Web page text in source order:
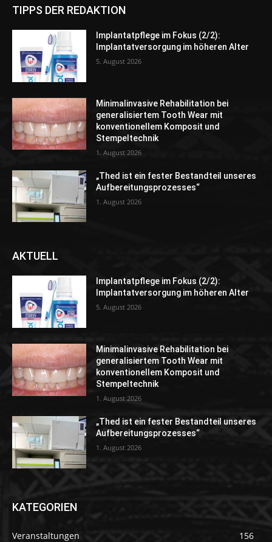
TIPPS DER REDAKTION
Implantatpflege im Fokus (2/2):
Implantatversorgung im höheren Alter
5. August 2026
Minimalinvasive Rehabilitation bei
generalisiertem Tooth Wear mit
konventionellem Komposit und
Stempeltechnik
1. August 2026
„Thed ist ein fester Bestandteil unseres
Aufbereitungsprozesses“
1. August 2026
AKTUELL
Implantatpflege im Fokus (2/2):
Implantatversorgung im höheren Alter
5. August 2026
Minimalinvasive Rehabilitation bei
generalisiertem Tooth Wear mit
konventionellem Komposit und
Stempeltechnik
1. August 2026
„Thed ist ein fester Bestandteil unseres
Aufbereitungsprozesses“
1. August 2026
KATEGORIEN
Veranstaltungen
156